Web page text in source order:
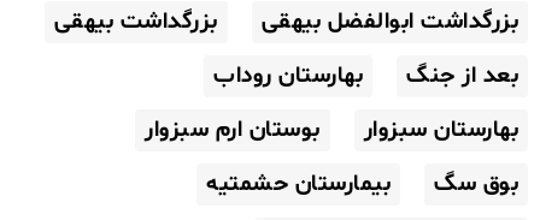
بزرگداشت ابوالفضل بیهقی
بزرگداشت بیهقی
بعد از جنگ
بهارستان روداب
بهارستان سبزوار
بوستان ارم سبزوار
بوق سگ
بیمارستان حشمتیه